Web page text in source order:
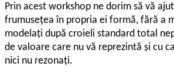
Prin acest workshop ne dorim să vă
frumusețea în propria ei formă, fără a
modelați după croieli standard total
de valoare care nu vă reprezintă și cu
nici nu rezonați.